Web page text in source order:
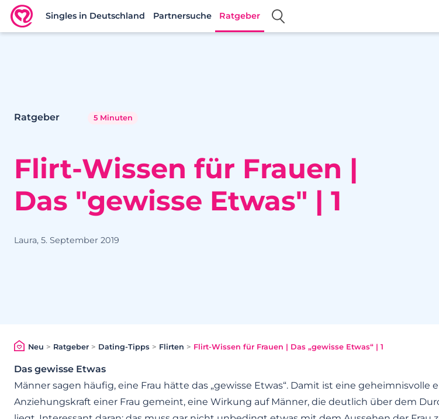
Neu.de
Singles in Deutschland Partnersuche Ratgeber
Ratgeber 5 Minuten
Flirt-Wissen für Frauen |
Das "gewisse Etwas" | 1
Laura, 5. September 2019
Neu > Ratgeber > Dating-Tipps > Flirten > Flirt-Wissen für Frauen | Das „gewisse Etwas“ | 1
Das gewisse Etwas
Männer sagen häufig, eine Frau hätte das „gewisse Etwas“. Damit ist eine geheimnisvolle
Anziehungskraft einer Frau gemeint, eine Wirkung auf Männer, die deutlich über dem